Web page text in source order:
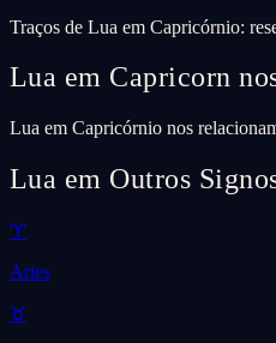
Traços de Lua em Capricórnio:
Lua em Capricorn
Lua em Capricórnio nos
Lua em Outros
♈
Aries
♉